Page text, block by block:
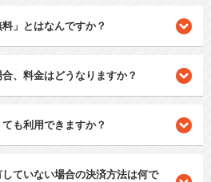
」とはなんですか？
、料金はどうなりますか？
も利用できますか？
ていない場合の決済方法は何で